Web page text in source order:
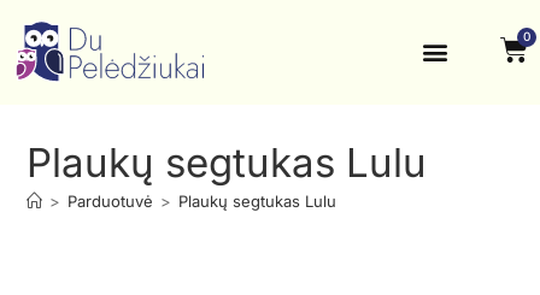
0
Plaukų segtukas Lulu
> Parduotuvė > Plaukų segtukas Lulu